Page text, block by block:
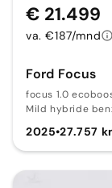
Ford Focus
focus 1.0
Mild hybride
2025•27.757
€ 21.499
va. €187/mnd